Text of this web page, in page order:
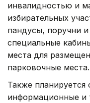
инвалидностью и
избирательных
пандусы, поручни
специальные
места для
парковочные места.
Также
информационные и